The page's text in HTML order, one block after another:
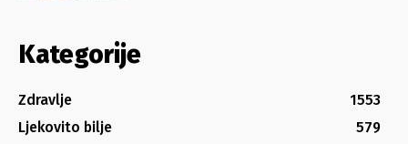
Kategorije
Zdravlje
1553
Ljekovito bilje
579